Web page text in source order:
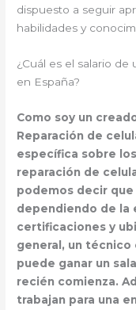
dispuesto a seguir
habilidades y
¿Cuál es el salario
en España?
Como soy un
Reparación de
específica sobre
reparación de
podemos decir
dependiendo de la
certificaciones y
general, un
puede ganar un
recién comienza.
trabajan para una